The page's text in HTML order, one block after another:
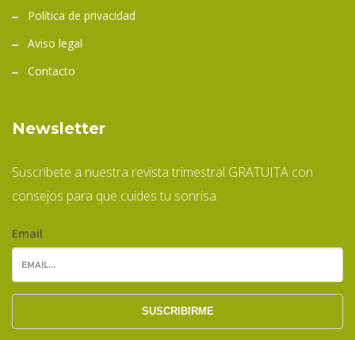
Política de privacidad
Aviso legal
Contacto
Newsletter
Suscríbete a nuestra revista trimestral GRATUITA con
consejos para que cuides tu sonrisa.
Email